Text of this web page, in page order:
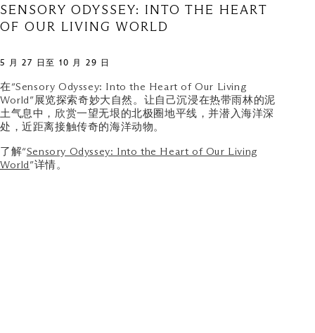
SENSORY ODYSSEY: INTO THE HEART
OF OUR LIVING WORLD
5 月 27 日至 10 月 29 日
在“Sensory Odyssey: Into the Heart of Our Living
World”展览探索奇妙大自然。让自己沉浸在热带雨林的泥
土气息中，欣赏一望无垠的北极圈地平线，并潜入海洋深
处，近距离接触传奇的海洋动物。
了解“Sensory Odyssey: Into the Heart of Our Living
World”详情。